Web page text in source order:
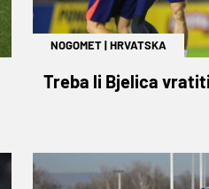
NOGOMET|HRVATSKA
Treba li Bjelica